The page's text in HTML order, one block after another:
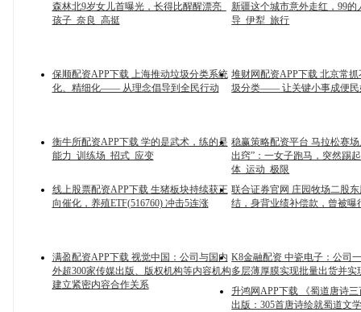
森林北9岁女儿首曝光，长得比醒醒漂亮_
孩子_奈良_高挺
新疆这个城市意外走红，99的
导_伊犁_旅行
保顺配资APP下载 上海推动垃圾分类系统
化、精细化—— 从理念倡导到全民行动
堆财网配资APP下载 北京常
圾分类—— 让关键小事成便民
衡牛所配资APP下载 学的是武术，练的是
能力_训练场_招式_应变
稳赢策略配资平台 马拉松赛
出窍”：一女子跑马，突然踢
体_运动_极限
线上股票配资APP下载 生猪板块持续获正
向催化，养殖ETF(516760) 冲击5连涨
联合证券官网 庄园牧场二股
结，身背业绩补偿款，曾被曝
满盈配资APP下载 视觉中国：公司与国内
外超300家传媒出版、版权机构等内容机构
建立紧密内容合作关系
K8金融配资 中瓷电子：公司
多层薄厚膜实现批量出货并实
升鸿网APP下载 《蜀道唐诗
出版：305首唐诗绘就蜀道文